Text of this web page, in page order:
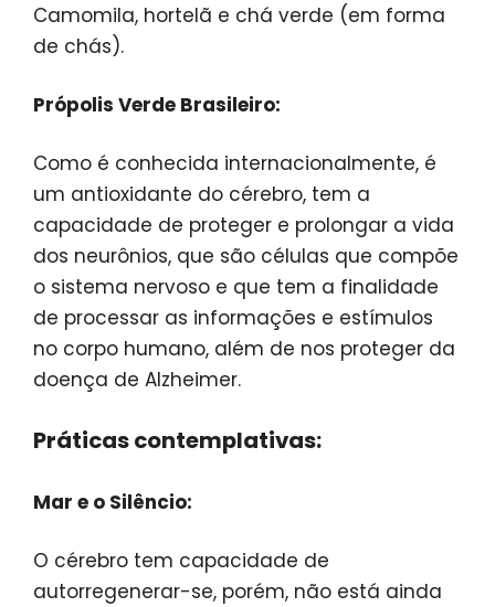
Camomila, hortelã e chá verde (em forma
de chás).
Própolis Verde Brasileiro:
Como é conhecida internacionalmente, é
um antioxidante do cérebro, tem a
capacidade de proteger e prolongar a vida
dos neurônios, que são células que compõe
o sistema nervoso e que tem a finalidade
de processar as informações e estímulos
no corpo humano, além de nos proteger da
doença de Alzheimer.
Práticas contemplativas:
Mar e o Silêncio:
O cérebro tem capacidade de
autorregenerar-se, porém, não está ainda